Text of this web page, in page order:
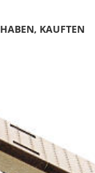
KAUFTEN